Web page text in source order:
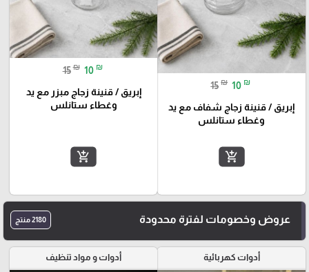
15 ₪ 10 ₪
إبريق / قنينة زجاج شفاف مع يد
وغطاء ستانلس
add_shopping_cart
15 ₪ 10 ₪
إبريق / قنينة زجاج مبزر مع يد
وغطاء ستانلس
add_shopping_cart
عروض وخصومات لفترة محدودة 2180 منتج
أدوات كهربائية أدوات و مواد تنظيف